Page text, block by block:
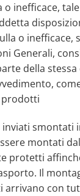
o inefficace,
o inefficace,
Generali,
della
prodotti
smontati
montati
protetti
Il
arrivano con